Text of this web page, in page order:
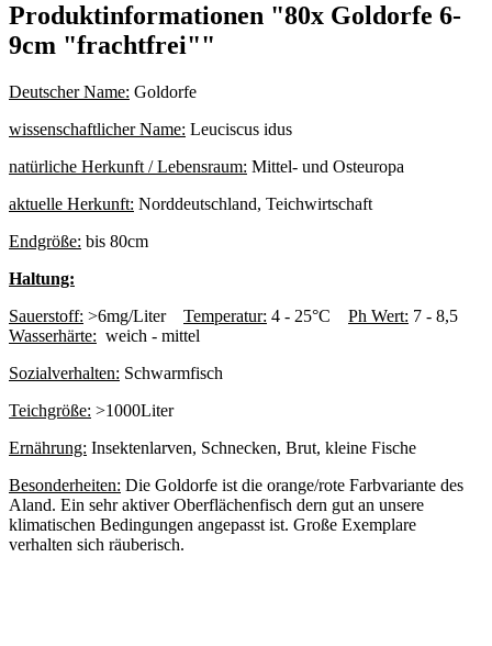
Produktinformationen "80x Goldorfe 6-
9cm "frachtfrei""
Deutscher Name: Goldorfe
wissenschaftlicher Name: Leuciscus idus
natürliche Herkunft / Lebensraum: Mittel- und Osteuropa
aktuelle Herkunft: Norddeutschland, Teichwirtschaft
Endgröße: bis 80cm
Haltung:
Sauerstoff: >6mg/Liter Temperatur: 4 - 25°C Ph Wert: 7 - 8,5
Wasserhärte: weich - mittel
Sozialverhalten: Schwarmfisch
Teichgröße: >1000Liter
Ernährung: Insektenlarven, Schnecken, Brut, kleine Fische
Besonderheiten: Die Goldorfe ist die orange/rote Farbvariante des
Aland. Ein sehr aktiver Oberflächenfisch dern gut an unsere
klimatischen Bedingungen angepasst ist. Große Exemplare
verhalten sich räuberisch.